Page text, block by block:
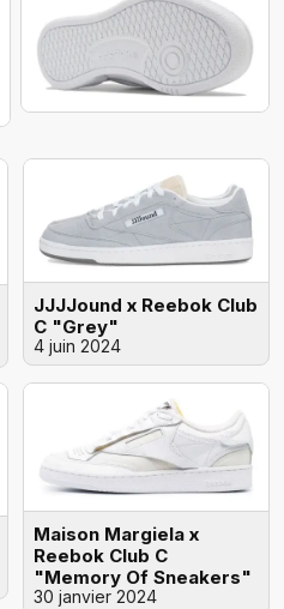
JJJJound x Reebok Club
C "Grey"
4 juin 2024
Maison Margiela x
Reebok Club C
"Memory Of Sneakers"
30 janvier 2024